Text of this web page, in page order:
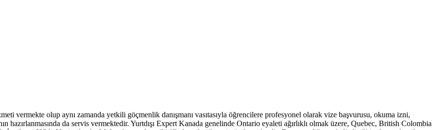
vermekte olup aynı zamanda yetkili göçmenlik danışmanı vasıtasıyla öğrencilere profesyonel olarak vize başvurusu, okuma izni,
hazırlanmasında da servis vermektedir. Yurtdışı Expert Kanada genelinde Ontario eyaleti ağırlıklı olmak üzere, Quebec, British Colombia